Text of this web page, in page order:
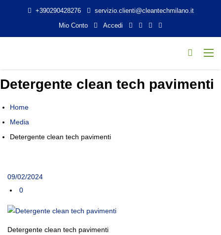
+390290428276
servizio.clienti@cleantechmilano.it
Mio Conto
Accedi
Detergente clean tech pavimenti
Home
Media
Detergente clean tech pavimenti
09/02/2024
0
Detergente clean tech pavimenti